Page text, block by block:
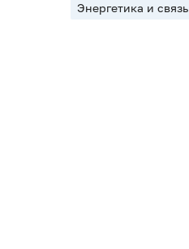
Энергетика и связь